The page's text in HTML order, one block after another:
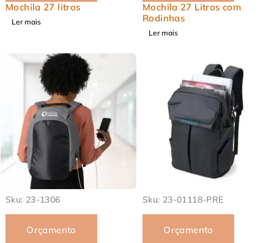
Mochila 27 litros
Ler mais
Mochila 27 Litros com
Rodinhas
Ler mais
Sku: 23-1306
Orçamento
Sku: 23-01118-PRE
Orçamento